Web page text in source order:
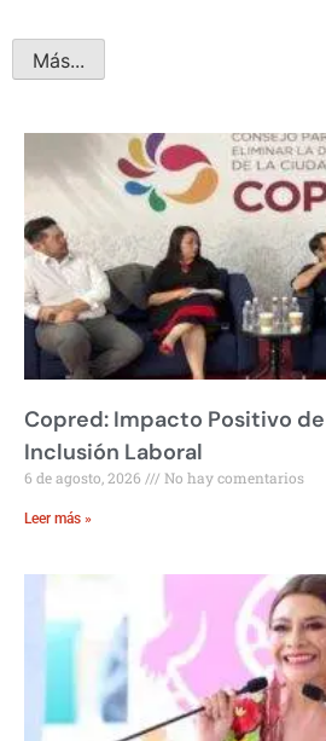
Más...
Copred: Impacto Positivo
Inclusión Laboral
6 de agosto, 2026 No hay comentarios
Leer más »